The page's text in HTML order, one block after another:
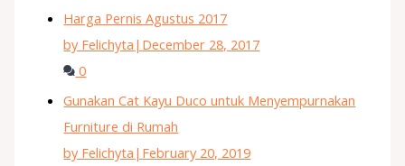
Harga Pernis Agustus 2017
by Felichyta | December 28, 2017
0
Gunakan Cat Kayu Duco untuk Menyempurnakan
Furniture di Rumah
by Felichyta | February 20, 2019